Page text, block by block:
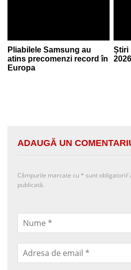
Pliabilele Samsung au
atins precomenzi record în
Europa
Știri
2026
ADAUGĂ UN
Câmpurile marcate cu * sunt obligatorii!
publicată.